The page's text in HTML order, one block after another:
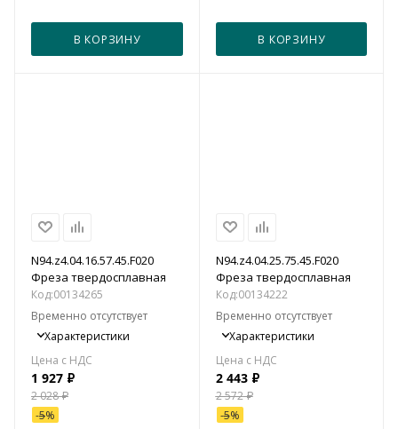
В КОРЗИНУ В КОРЗИНУ
N94.z4.04.16.57.45.F020
Фреза твердосплавная
Код:00134265
Временно отсутствует
Характеристики
1 927 ₽
2 028₽
-5%
N94.z4.04.25.75.45.F020
Фреза твердосплавная
Код:00134222
Временно отсутствует
Характеристики
2 443₽
2 572₽
-5%